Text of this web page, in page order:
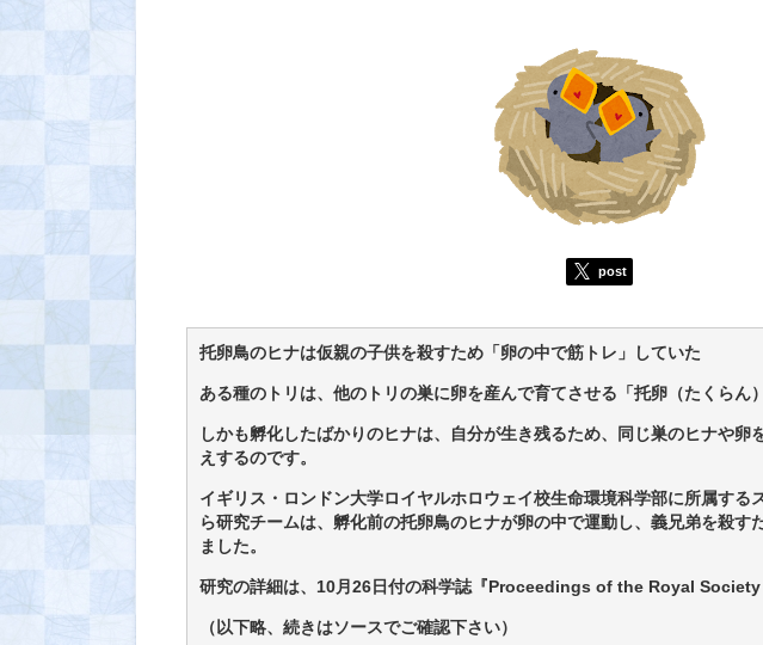
post
托卵鳥のヒナは仮親の子供を殺すため「卵の中で筋トレ」していた
ある種のトリは、他のトリの巣に卵を産んで育てさせる「托卵（たくらん
しかも孵化したばかりのヒナは、自分が生き残るため、同じ巣のヒナや卵
えするのです。
イギリス・ロンドン大学ロイヤルホロウェイ校生命環境科学部に所属する
ら研究チームは、孵化前の托卵鳥のヒナが卵の中で運動し、義兄弟を殺す
ました。
研究の詳細は、10月26日付の科学誌『Proceedings of the Royal Society
（以下略、続きはソースでご確認下さい）